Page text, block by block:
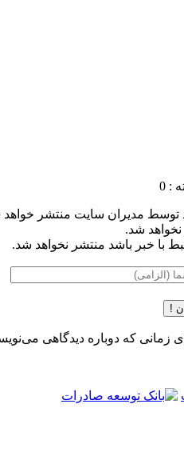
: 0
توسط مدیران سایت منتشر
شد.
با خبر باشد منتشر نخواهد شد.
!
زمانی که دوباره دیدگاهی